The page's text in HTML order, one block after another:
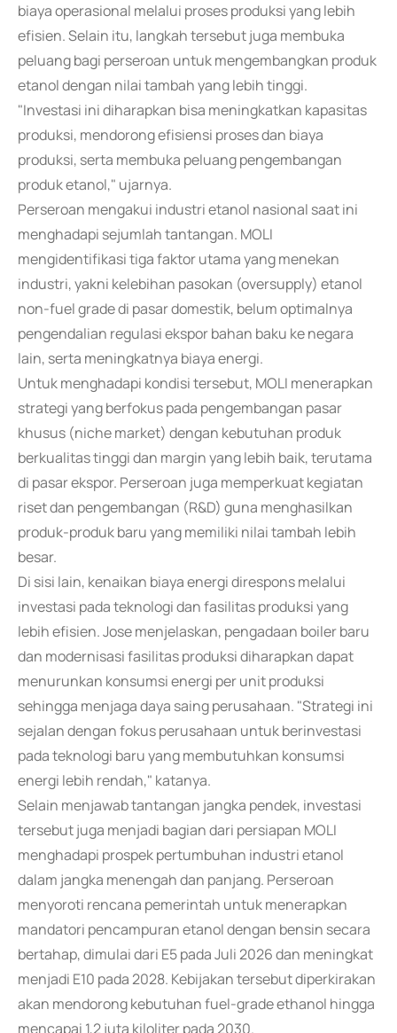
biaya operasional melalui proses produksi yang lebih
efisien. Selain itu, langkah tersebut juga membuka
peluang bagi perseroan untuk mengembangkan produk
etanol dengan nilai tambah yang lebih tinggi.
"Investasi ini diharapkan bisa meningkatkan kapasitas
produksi, mendorong efisiensi proses dan biaya
produksi, serta membuka peluang pengembangan
produk etanol," ujarnya.
Perseroan mengakui industri etanol nasional saat ini
menghadapi sejumlah tantangan. MOLI
mengidentifikasi tiga faktor utama yang menekan
industri, yakni kelebihan pasokan (oversupply) etanol
non-fuel grade di pasar domestik, belum optimalnya
pengendalian regulasi ekspor bahan baku ke negara
lain, serta meningkatnya biaya energi.
Untuk menghadapi kondisi tersebut, MOLI menerapkan
strategi yang berfokus pada pengembangan pasar
khusus (niche market) dengan kebutuhan produk
berkualitas tinggi dan margin yang lebih baik, terutama
di pasar ekspor. Perseroan juga memperkuat kegiatan
riset dan pengembangan (R&D) guna menghasilkan
produk-produk baru yang memiliki nilai tambah lebih
besar.
Di sisi lain, kenaikan biaya energi direspons melalui
investasi pada teknologi dan fasilitas produksi yang
lebih efisien. Jose menjelaskan, pengadaan boiler baru
dan modernisasi fasilitas produksi diharapkan dapat
menurunkan konsumsi energi per unit produksi
sehingga menjaga daya saing perusahaan. "Strategi ini
sejalan dengan fokus perusahaan untuk berinvestasi
pada teknologi baru yang membutuhkan konsumsi
energi lebih rendah," katanya.
Selain menjawab tantangan jangka pendek, investasi
tersebut juga menjadi bagian dari persiapan MOLI
menghadapi prospek pertumbuhan industri etanol
dalam jangka menengah dan panjang. Perseroan
menyoroti rencana pemerintah untuk menerapkan
mandatori pencampuran etanol dengan bensin secara
bertahap, dimulai dari E5 pada Juli 2026 dan meningkat
menjadi E10 pada 2028. Kebijakan tersebut diperkirakan
akan mendorong kebutuhan fuel-grade ethanol hingga
mencapai 1,2 juta kiloliter pada 2030.